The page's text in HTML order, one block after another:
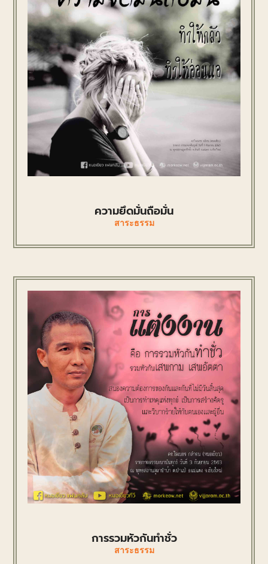
ความยึดมั่นถือมั่น
สาระธรรม
การรวมหัวกันทำชั่ว
สาระธรรม